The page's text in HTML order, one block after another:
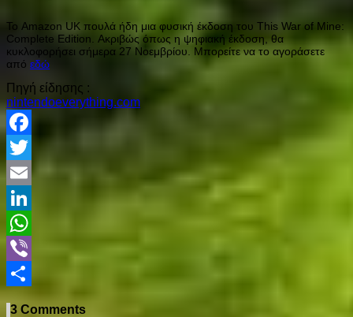
Το Amazon UK πουλά ήδη μια φυσική έκδοση του This War of Mine:
Complete Edition. Ακριβώς όπως η ψηφιακή έκδοση, θα
κυκλοφορήσει σήμερα 27 Νοεμβρίου. Μπορείτε να το αγοράσετε
από εδώ
Πηγή είδησης :
nintendoeverything.com
Facebook
Twitter
Email
LinkedIn
WhatsApp
Viber
Share
3 Comments